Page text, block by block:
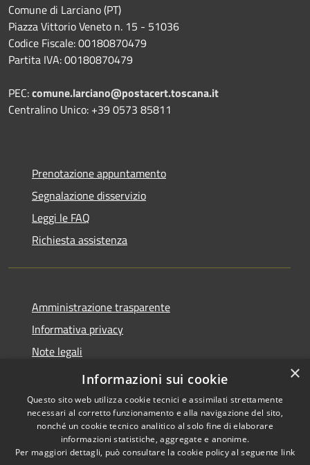
Comune di Larciano (PT)
Piazza Vittorio Veneto n. 15 - 51036
Codice Fiscale: 00180870479
Partita IVA: 00180870479
PEC:comune.larciano@postacert.toscana.it
Centralino Unico: +39 0573 85811
Prenotazione appuntamento
Segnalazione disservizio
Leggi le FAQ
Richiesta assistenza
Amministrazione trasparente
Informativa privacy
Note legali
Dichiarazione di accessibilità
Accessibilità
Copyright © 2026 • Comune di
Larciano • Powered by
×
Informazioni sui cookie
Questo sito web utilizza cookie tecnici e assimilati strettamente
necessari al corretto funzionamento e alla navigazione del sito,
nonché un cookie tecnico analitico al solo fine di elaborare
informazioni statistiche, aggregate e anonime.
Per maggiori dettagli, può consultare la cookie policy al seguente link